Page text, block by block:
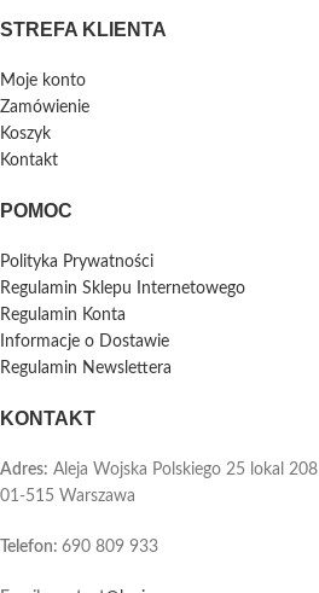
STREFA KLIENTA
Moje konto
Zamówienie
Koszyk
Kontakt
POMOC
Polityka Prywatności
Regulamin Sklepu Internetowego
Regulamin Konta
Informacje o Dostawie
Regulamin Newslettera
KONTAKT
Adres: Aleja Wojska Polskiego 25 lokal 208
01-515 Warszawa
Telefon: 690 809 933